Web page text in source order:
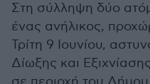
Στη σύλληψη δύο
ένας ανήλικος,
Τρίτη 9 Ιουνίου,
Δίωξης και